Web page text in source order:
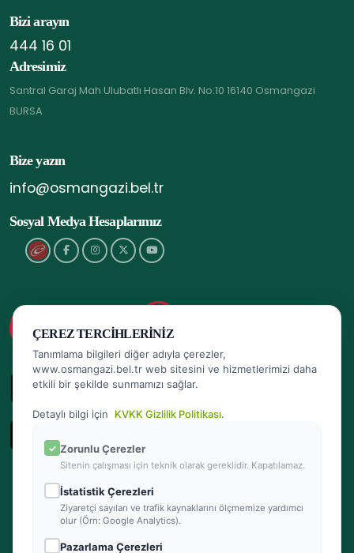
Bizi arayın
444 16 01
Adresimiz
Santral Garaj Mah Ulubatlı Hasan Blv. No:10 16140 Osmangazi
BURSA
Bize yazın
info@osmangazi.bel.tr
Sosyal Medya Hesaplarımız
ÇEREZ TERCIHLERINIZ
Tanımlama bilgileri diğer adıyla çerezler,
www.osmangazi.bel.tr web sitesini ve hizmetlerimizi daha
etkili bir şekilde sunmamızı sağlar.
Detaylı bilgi için KVKK Gizlilik Politikası.
Zorunlu Çerezler
Sitenin çalışması için teknik olarak gereklidir. Kapatılamaz.
İstatistik Çerezleri
Ziyaretçi sayıları ve trafik kaynaklarını ölçmemize yardımcı
olur (Örn: Google Analytics).
Pazarlama Çerezleri